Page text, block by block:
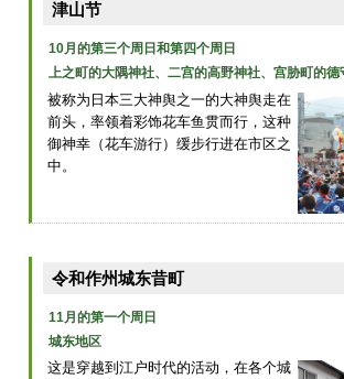
津山节
10月的第三个周日和第四个周日
上之町的大隅神社、二宫的高野神社、宫胁町的德
被称为日本三大神舆之一的大神舆走在
前头，率领着彩饰花车鱼贯而行，这种
御神幸（花车游行）缓步行进在市区之
中。
令和作州城东昔町
11月的第一个周日
城东地区
这是穿越到江户时代的活动，在各个城